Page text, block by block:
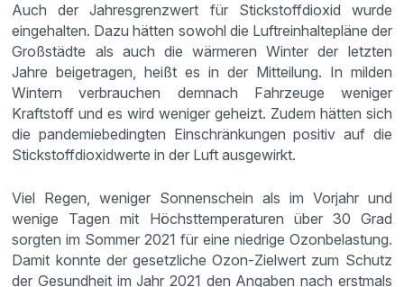
Auch der Jahresgrenzwert für Stickstoffdioxid wurde
eingehalten. Dazu hätten sowohl die Luftreinhaltepläne der
Großstädte als auch die wärmeren Winter der letzten
Jahre beigetragen, heißt es in der Mitteilung. In milden
Wintern verbrauchen demnach Fahrzeuge weniger
Kraftstoff und es wird weniger geheizt. Zudem hätten sich
die pandemiebedingten Einschränkungen positiv auf die
Stickstoffdioxidwerte in der Luft ausgewirkt.
Viel Regen, weniger Sonnenschein als im Vorjahr und
wenige Tagen mit Höchsttemperaturen über 30 Grad
sorgten im Sommer 2021 für eine niedrige Ozonbelastung.
Damit konnte der gesetzliche Ozon-Zielwert zum Schutz
der Gesundheit im Jahr 2021 den Angaben nach erstmals